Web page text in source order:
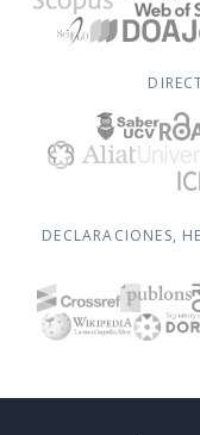
DECLARACIONES,